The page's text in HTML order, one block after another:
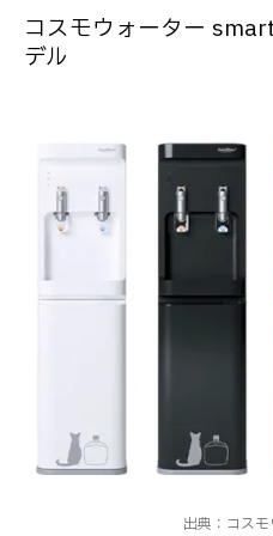
コスモウォーター
デル
出典：コス